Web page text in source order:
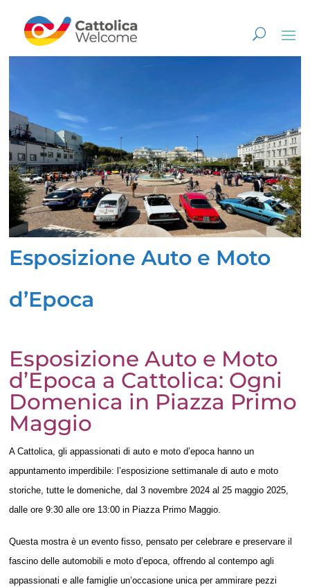
Esposizione Auto e Moto
d’Epoca
Esposizione Auto e Moto
d’Epoca a Cattolica: Ogni
Domenica in Piazza Primo
Maggio
A Cattolica, gli appassionati di auto e moto d’epoca hanno un
appuntamento imperdibile: l’esposizione settimanale di auto e moto
storiche, tutte le domeniche, dal 3 novembre 2024 al 25 maggio 2025,
dalle ore 9:30 alle ore 13:00 in Piazza Primo Maggio.
Questa mostra è un evento fisso, pensato per celebrare e preservare il
fascino delle automobili e moto d’epoca, offrendo al contempo agli
appassionati e alle famiglie un’occasione unica per ammirare pezzi